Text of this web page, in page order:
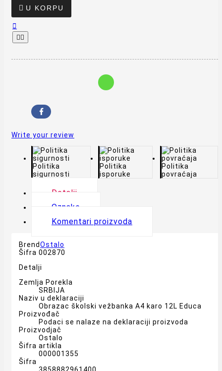
 U KORPU

 
Write your review
Politika
sigurnosti
Politika
isporuke
Politika
povraćaja
Detalji
Oznake
Komentari proizvoda
BrendOstalo
Šifra 002870
Detalji
Zemlja Porekla
SRBIJA
Naziv u deklaraciji
Obrazac školski vežbanka A4 karo 12L Educa
Proizvođač
Podaci se nalaze na deklaraciji proizvoda
Proizvodjač
Ostalo
Šifra artikla
000001355
Šifra